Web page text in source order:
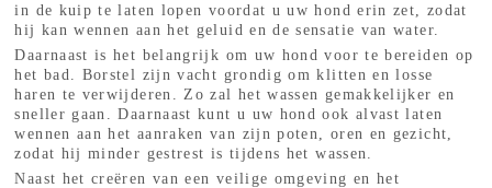
in de kuip te laten lopen voordat u uw hond erin zet, zodat
hij kan wennen aan het geluid en de sensatie van water.
Daarnaast is het belangrijk om uw hond voor te bereiden op
het bad. Borstel zijn vacht grondig om klitten en losse
haren te verwijderen. Zo zal het wassen gemakkelijker en
sneller gaan. Daarnaast kunt u uw hond ook alvast laten
wennen aan het aanraken van zijn poten, oren en gezicht,
zodat hij minder gestrest is tijdens het wassen.
Naast het creëren van een veilige omgeving en het